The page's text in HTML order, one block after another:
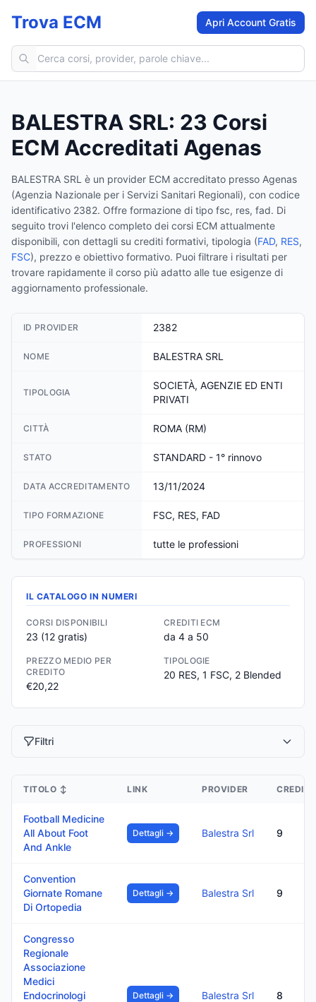
Trova ECM Apri Account Gratis
Cerca corsi ECM
BALESTRA SRL: 23 Corsi
ECM Accreditati Agenas
BALESTRA SRL è un provider ECM accreditato presso Agenas
(Agenzia Nazionale per i Servizi Sanitari Regionali), con codice
identificativo 2382. Offre formazione di tipo fsc, res, fad. Di
seguito trovi l'elenco completo dei corsi ECM attualmente
disponibili, con dettagli su crediti formativi, tipologia (FAD, RES,
FSC), prezzo e obiettivo formativo. Puoi filtrare i risultati per
trovare rapidamente il corso più adatto alle tue esigenze di
aggiornamento professionale.
ID PROVIDER 2382
NOME BALESTRA SRL
TIPOLOGIA
SOCIETÀ, AGENZIE ED ENTI
PRIVATI
CITTÀ ROMA (RM)
STATO STANDARD - 1° rinnovo
DATA ACCREDITAMENTO 13/11/2024
TIPO FORMAZIONE FSC, RES, FAD
PROFESSIONI tutte le professioni
IL CATALOGO IN NUMERI
CORSI DISPONIBILI
23 (12 gratis)
CREDITI ECM
da 4 a 50
PREZZO MEDIO PER
CREDITO
€20,22
TIPOLOGIE
20 RES, 1 FSC, 2 Blended
Filtri
TITOLO ↕ LINK PROVIDER CREDITI
Football Medicine
All About Foot
And Ankle
Dettagli → Balestra Srl 9
Convention
Giornate Romane
Di Ortopedia
Dettagli → Balestra Srl 9
Congresso
Regionale
Associazione
Medici
Endocrinologi
Dettagli → Balestra Srl 8